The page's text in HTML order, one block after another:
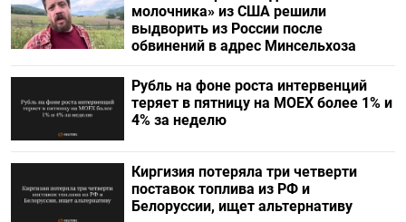
молочника» из США решили
выдворить из России после
обвинений в адрес Минсельхоза
Рубль на фоне роста интервенций
теряет в пятницу на МОЕХ более 1% и
4% за неделю
Киргизия потеряла три четверти
поставок топлива из РФ и
Белоруссии, ищет альтернативу